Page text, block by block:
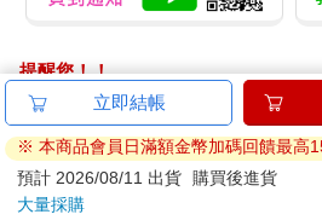
提醒您！！
金石堂及銀行均不會請您操作ATM!
ATM提款機，請不要聽從指示，以免
退換貨須知：
**提醒您，鑑賞期不等於試用期，退
立即結帳
※ 本商品會員日滿額金幣加碼回饋最高
預計 2026/08/11 出貨
購買後進貨
大量採購